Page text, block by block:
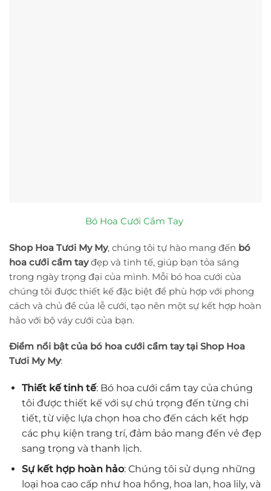
Bó Hoa Cưới Cầm Tay
Shop Hoa Tươi My My, chúng tôi tự hào mang đến bó
hoa cưới cầm tayđẹp và tinh tế, giúp bạn tỏa sáng
trong ngày trọng đại của mình. Mỗi bó hoa cưới của
chúng tôi được thiết kế đặc biệt để phù hợp với phong
cách và chủ đề của lễ cưới, tạo nên một sự kết hợp hoàn
hảo với bộ váy cưới của bạn.
Điểm nổi bật của bó hoa cưới cầm tay tại Shop Hoa
Tươi My My:
Thiết kế tinh tế: Bó hoa cưới cầm tay của chúng
tôi được thiết kế với sự chú trọng đến từng chi
tiết, từ việc lựa chọn hoa cho đến cách kết hợp
các phụ kiện trang trí, đảm bảo mang đến vẻ đẹp
sang trọng và thanh lịch.
Sự kết hợp hoàn hảo: Chúng tôi sử dụng những
loại hoa cao cấp như hoa hồng, hoa lan, hoa lily, và